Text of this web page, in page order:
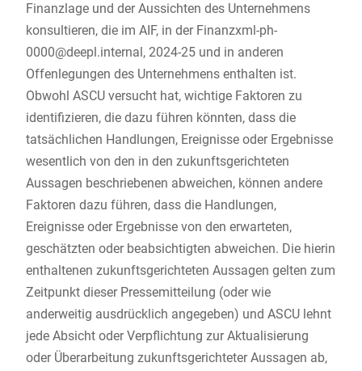
Finanzlage und der Aussichten des Unternehmens
konsultieren, die im AIF, in der Finanzxml-ph-
0000@deepl.internal, 2024-25 und in anderen
Offenlegungen des Unternehmens enthalten ist.
Obwohl ASCU versucht hat, wichtige Faktoren zu
identifizieren, die dazu führen könnten, dass die
tatsächlichen Handlungen, Ereignisse oder Ergebnisse
wesentlich von den in den zukunftsgerichteten
Aussagen beschriebenen abweichen, können andere
Faktoren dazu führen, dass die Handlungen,
Ereignisse oder Ergebnisse von den erwarteten,
geschätzten oder beabsichtigten abweichen. Die hierin
enthaltenen zukunftsgerichteten Aussagen gelten zum
Zeitpunkt dieser Pressemitteilung (oder wie
anderweitig ausdrücklich angegeben) und ASCU lehnt
jede Absicht oder Verpflichtung zur Aktualisierung
oder Überarbeitung zukunftsgerichteter Aussagen ab,